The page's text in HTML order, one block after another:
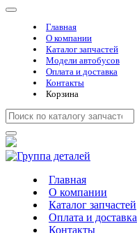
Главная
О компании
Каталог запчастей
Модели автобусов
Оплата и доставка
Контакты
Корзина
Главная
О компании
Каталог запчастей
Оплата и доставка
Контакты